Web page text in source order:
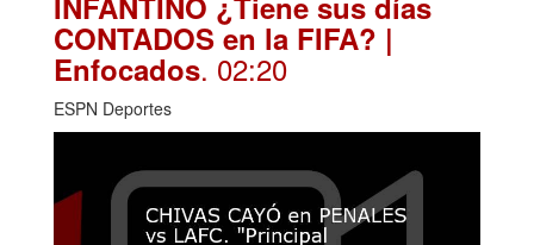
CONTADOS en la FIFA? |
Enfocados. 02:20
ESPN Deportes